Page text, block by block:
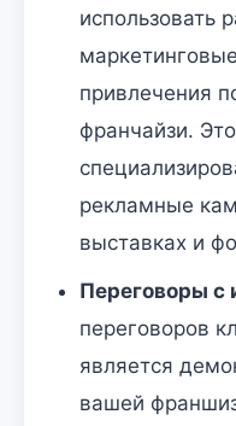
использовать
привлечения
франчайзи.
рекламные
выставках и
Переговоры с
переговоров
является
вашей